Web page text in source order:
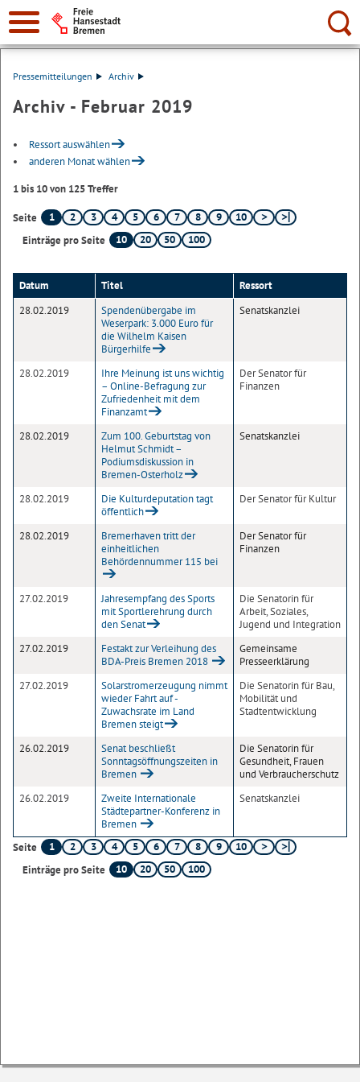
Suche:
Pressemitteilungen Archiv
Archiv - Februar 2019
Ressort auswählen
anderen Monat wählen
1 bis 10 von 125 Treffer
Seite 1 2 3 4 5 6 7 8 9
10
Einträge pro Seite
10 20 50 100
Datum Titel
Ressort
28.02.2019
Spendenübergabe im
Weserpark: 3.000 Euro für
die Wilhelm Kaisen
Bürgerhilfe
Senatskanzlei
28.02.2019
Ihre Meinung ist uns wichtig
– Online-Befragung zur
Zufriedenheit mit dem
Finanzamt
Der Senator für
Finanzen
28.02.2019
Zum 100. Geburtstag von
Helmut Schmidt –
Podiumsdiskussion in
Bremen-Osterholz
Senatskanzlei
28.02.2019
Die Kulturdeputation tagt
öffentlich
Der Senator für Kultur
28.02.2019
Bremerhaven tritt der
einheitlichen
Behördennummer 115 bei
Der Senator für
Finanzen
27.02.2019
Jahresempfang des Sports
mit Sportlerehrung durch
den Senat
Die Senatorin für
Arbeit, Soziales,
Jugend und Integration
27.02.2019
Festakt zur Verleihung des
BDA-Preis Bremen 2018
Gemeinsame
Presseerklärung
27.02.2019
Solarstromerzeugung nimmt
wieder Fahrt auf -
Zuwachsrate im Land
Bremen steigt
Die Senatorin für Bau,
Mobilität und
Stadtentwicklung
26.02.2019
Senat beschließt
Sonntagsöffnungszeiten in
Bremen
Die Senatorin für
Gesundheit, Frauen
und Verbraucherschutz
26.02.2019
Zweite Internationale
Städtepartner-Konferenz in
Bremen
Senatskanzlei
Seite 1 2 3 4 5 6 7 8 9
10
Einträge pro Seite
10 20 50 100